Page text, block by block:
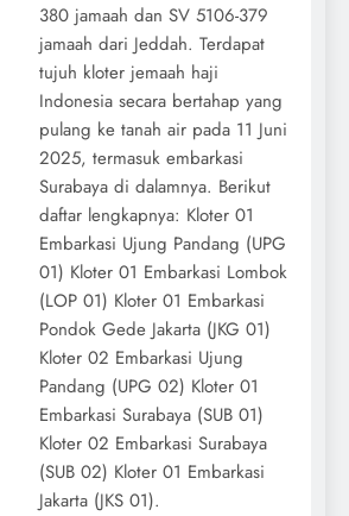
380 jamaah dan SV 5106-379
jamaah dari Jeddah. Terdapat
tujuh kloter jemaah haji
Indonesia secara bertahap yang
pulang ke tanah air pada 11 Juni
2025, termasuk embarkasi
Surabaya di dalamnya. Berikut
daftar lengkapnya: Kloter 01
Embarkasi Ujung Pandang (UPG
01) Kloter 01 Embarkasi Lombok
(LOP 01) Kloter 01 Embarkasi
Pondok Gede Jakarta (JKG 01)
Kloter 02 Embarkasi Ujung
Pandang (UPG 02) Kloter 01
Embarkasi Surabaya (SUB 01)
Kloter 02 Embarkasi Surabaya
(SUB 02) Kloter 01 Embarkasi
Jakarta (JKS 01).